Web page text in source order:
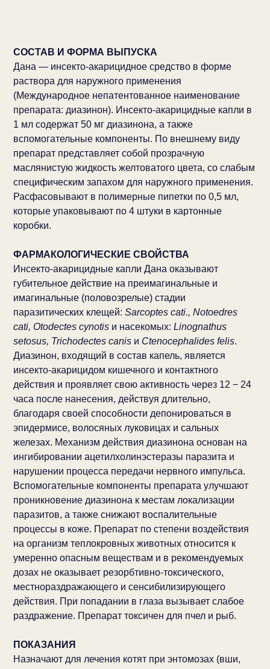
СОСТАВ И ФОРМА ВЫПУСКА
Дана — инсекто-акарицидное средство в форме
раствора для наружного применения
(Международное непатентованное наименование
препарата: диазинон). Инсекто-акарицидные капли в
1 мл содержат 50 мг диазинона, а также
вспомогательные компоненты. По внешнему виду
препарат представляет собой прозрачную
маслянистую жидкость желтоватого цвета, со слабым
специфическим запахом для наружного применения.
Расфасовывают в полимерные пипетки по 0,5 мл,
которые упаковывают по 4 штуки в картонные
коробки.
ФАРМАКОЛОГИЧЕСКИЕ СВОЙСТВА
Инсекто-акарицидные капли Дана оказывают
губительное действие на преимагинальные и
имагинальные (половозрелые) стадии
паразитических клещей: Sarcoptes cati., Notoedres
cati, Otodectes cynotis и насекомых: Linognathus
setosus, Trichodectes canis и Ctenocephalides felis.
Диазинон, входящий в состав капель, является
инсекто-акарицидом кишечного и контактного
действия и проявляет свою активность через 12 − 24
часа после нанесения, действуя длительно,
благодаря своей способности депонироваться в
эпидермисе, волосяных луковицах и сальных
железах. Механизм действия диазинона основан на
ингибировании ацетилхолинэстеразы паразита и
нарушении процесса передачи нервного импульса.
Вспомогательные компоненты препарата улучшают
проникновение диазинона к местам локализации
паразитов, а также снижают воспалительные
процессы в коже. Препарат по степени воздействия
на организм теплокровных животных относится к
умеренно опасным веществам и в рекомендуемых
дозах не оказывает резорбтивно-токсического,
местнораздражающего и сенсибилизирующего
действия. При попадании в глаза вызывает слабое
раздражение. Препарат токсичен для пчел и рыб.
ПОКАЗАНИЯ
Назначают для лечения котят при энтомозах (вши,